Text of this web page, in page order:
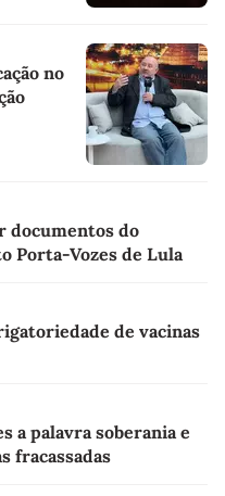
no
documentos do
Porta-Vozes de Lula
de vacinas
a palavra soberania e
fracassadas